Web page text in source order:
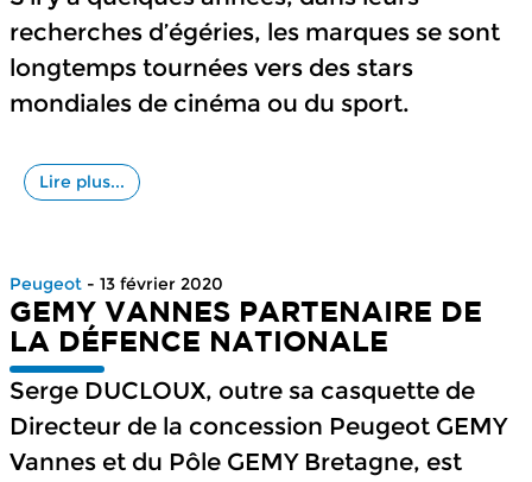
recherches d’égéries, les marques se sont
longtemps tournées vers des stars
mondiales de cinéma ou du sport.
Lire plus...
Peugeot - 13 février 2020
GEMY VANNES PARTENAIRE DE
LA DÉFENCE NATIONALE
Serge DUCLOUX, outre sa casquette de
Directeur de la concession Peugeot GEMY
Vannes et du Pôle GEMY Bretagne, est